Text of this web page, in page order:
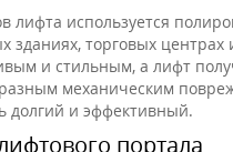
лифта используется
торговых
и стильным, а лифт
механическим
долгий и эффективный.
портала